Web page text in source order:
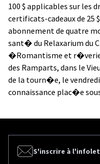
100 $ applicables sur les
certificats-cadeaux de 25
abonnement de quatre
sant� du Relaxarium du
�Romantisme et
des Ramparts, dans le
de la tourn�e, le
connaissance plac�e
S'inscrire à